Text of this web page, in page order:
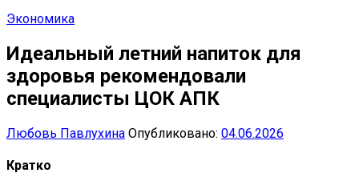
Экономика
Идеальный летний напиток для
здоровья рекомендовали
специалисты ЦОК АПК
Любовь Павлухина Опубликовано: 04.06.2026
Кратко